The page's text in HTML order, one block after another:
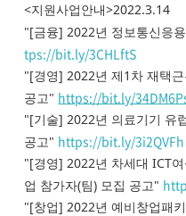
<지원사업안내>2022.3.14
"[금융] 2022년 정보통신응
tps://bit.ly/3CHLftS
"[경영] 2022년 제1차 재택
공고" https://bit.ly/
"[기술] 2022년 의료기기 유
공고" https://bit.ly/3i2QVFh
"[경영] 2022년 차세대 ICT
업 참가자(팀) 모집 공고"
"[창업] 2022년 예비창업패